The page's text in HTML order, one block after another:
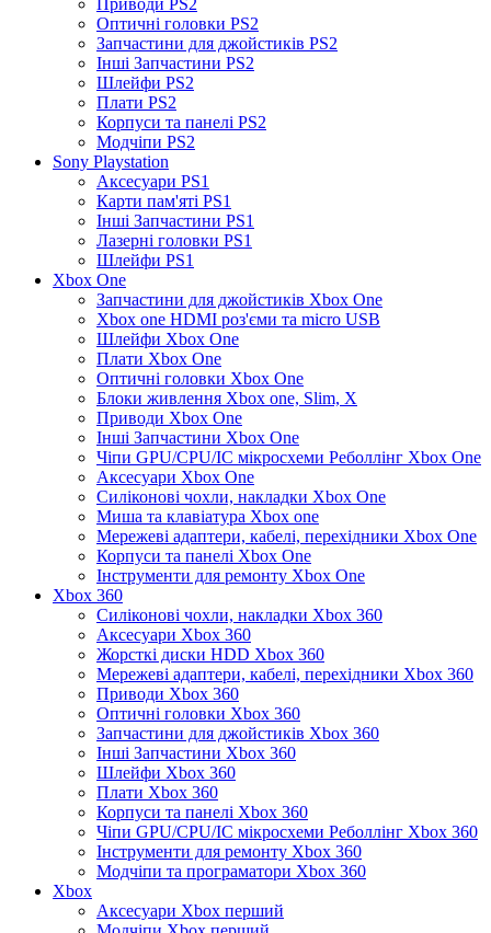
Оптичні головки PS2
Запчастини для джойстиків PS2
Інші Запчастини PS2
Шлейфи PS2
Плати PS2
Корпуси та панелі PS2
Модчіпи PS2
Sony Playstation
Аксесуари PS1
Карти пам'яті PS1
Інші Запчастини PS1
Лазерні головки PS1
Шлейфи PS1
Xbox One
Запчастини для джойстиків Xbox One
Xbox one HDMI роз'єми та micro USB
Шлейфи Xbox One
Плати Xbox One
Оптичні головки Xbox One
Блоки живлення Xbox one, Slim, X
Приводи Xbox One
Інші Запчастини Xbox One
Чіпи GPU/CPU/IC мікросхеми Реболлінг Xbox One
Аксесуари Xbox One
Силіконові чохли, накладки Xbox One
Миша та клавіатура Xbox one
Мережеві адаптери, кабелі, перехідники Xbox One
Корпуси та панелі Xbox One
Інструменти для ремонту Xbox One
Xbox 360
Силіконові чохли, накладки Xbox 360
Аксесуари Xbox 360
Жорсткі диски HDD Xbox 360
Мережеві адаптери, кабелі, перехідники Xbox 360
Приводи Xbox 360
Оптичні головки Xbox 360
Запчастини для джойстиків Xbox 360
Інші Запчастини Xbox 360
Шлейфи Xbox 360
Плати Xbox 360
Корпуси та панелі Xbox 360
Чіпи GPU/CPU/IC мікросхеми Реболлінг Xbox 360
Інструменти для ремонту Xbox 360
Модчіпи та програматори Xbox 360
Xbox
Аксесуари Xbox перший